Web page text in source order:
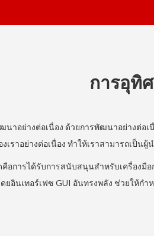
การอุทิ
อย่างต่อเนื่อง ด้วยการพัฒนาอย่างต่อเ
เราอย่างต่อเนื่อง ทำให้เราสามารถเป็
ารได้รับการสนับสนุนสำหรับเครื่องมือ
ยอินเทอร์เฟซ GUI อันทรงพลัง ช่วยให้